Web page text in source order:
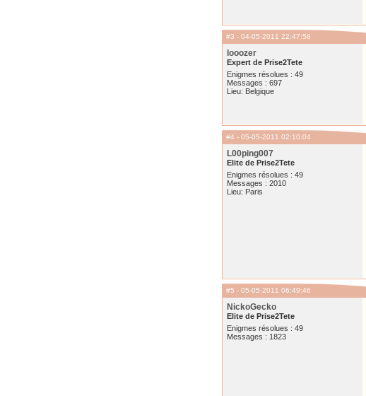
#3 - 04-05-2011 22:47:58
looozer
Expert de Prise2Tete
Enigmes résolues : 49
Messages : 697
Lieu: Belgique
#4 - 05-05-2011 02:10:04
L00ping007
Elite de Prise2Tete
Enigmes résolues : 49
Messages : 2010
Lieu: Paris
#5 - 05-05-2011 06:49:46
NickoGecko
Elite de Prise2Tete
Enigmes résolues : 49
Messages : 1823